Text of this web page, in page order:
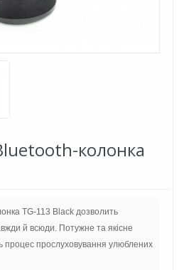
колонка
TG-113 Black дозволить
й всюди. Потужне та якісне
процес прослуховування улюблених